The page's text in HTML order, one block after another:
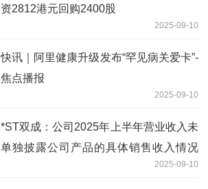
资2812港元回购2400股
2025-09-10
快讯｜阿里健康升级发布“罕见病关爱卡”-
焦点播报
2025-09-10
*ST双成：公司2025年上半年营业收入未
单独披露公司产品的具体销售收入情况
2025-09-10